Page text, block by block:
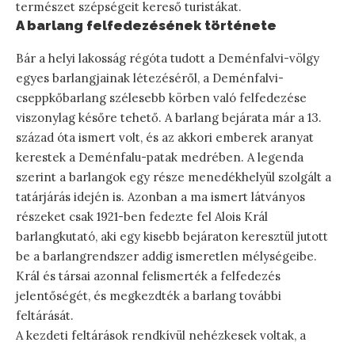
természet szépségeit kereső turistákat.
A barlang felfedezésének története
Bár a helyi lakosság régóta tudott a Deménfalvi-völgy
egyes barlangjainak létezéséről, a Deménfalvi-
cseppkőbarlang szélesebb körben való felfedezése
viszonylag későre tehető. A barlang bejárata már a 13.
század óta ismert volt, és az akkori emberek aranyat
kerestek a Deménfalu-patak medrében. A legenda
szerint a barlangok egy része menedékhelyül szolgált a
tatárjárás idején is. Azonban a ma ismert látványos
részeket csak 1921-ben fedezte fel Alois Král
barlangkutató, aki egy kisebb bejáraton keresztül jutott
be a barlangrendszer addig ismeretlen mélységeibe.
Král és társai azonnal felismerték a felfedezés
jelentőségét, és megkezdték a barlang további
feltárását.
A kezdeti feltárások rendkívül nehézkesek voltak, a